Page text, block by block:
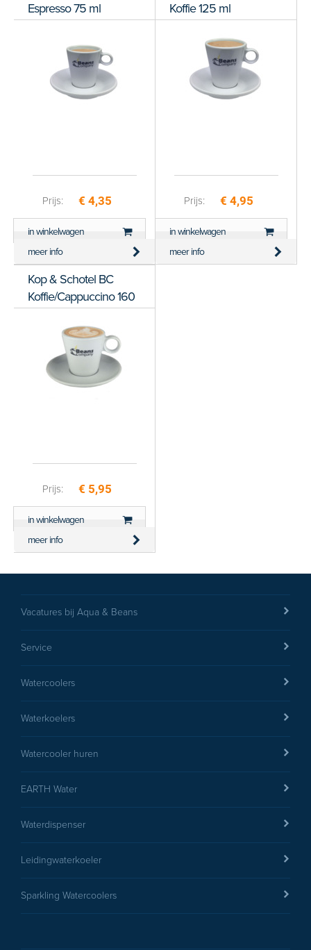
1 2 3 4 5 6 9 10
Type de karakters die je in de afbeelding ziet
Espresso 75 ml
Prijs: € 4,35
in winkelwagen
meer info
Koffie 125 ml
Prijs: € 4,95
in winkelwagen
meer info
Kop & Schotel BC
Koffie/Cappuccino 160
Prijs: € 5,95
in winkelwagen
meer info
Vacatures bij Aqua & Beans
Service
Watercoolers
Waterkoelers
Watercooler huren
EARTH Water
Waterdispenser
Leidingwaterkoeler
Sparkling Watercoolers